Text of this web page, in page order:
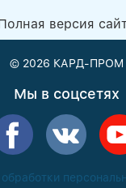
версия
© 2026 КАРД-ПРОМ
Мы в соцсетях